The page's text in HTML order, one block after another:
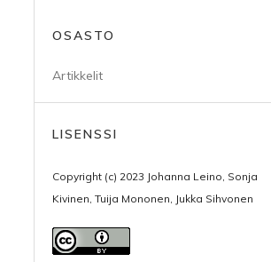
OSASTO
Artikkelit
LISENSSI
Copyright (c) 2023 Johanna Leino, Sonja
Kivinen, Tuija Mononen, Jukka Sihvonen